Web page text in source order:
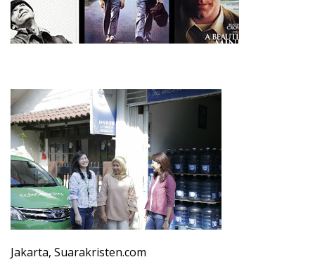
Jakarta, Suarakristen.com